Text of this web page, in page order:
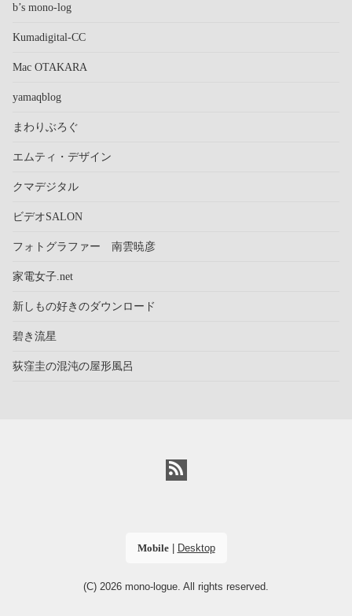
b’s mono-log
Kumadigital-CC
Mac OTAKARA
yamaqblog
まわりぶろぐ
エムティ・デザイン
クマデジタル
ビデオSALON
フォトグラファー 南雲暁彦
家電女子.net
新しもの好きのダウンロード
碧き流星
荻窪圭の混沌の屋形風呂
Mobile| Desktop
(C) 2026 mono-logue . All rights reserved.